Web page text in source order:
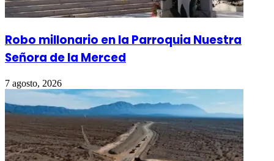
Robo millonario en la Parroquia Nuestra
Señora de la Merced
7 agosto, 2026